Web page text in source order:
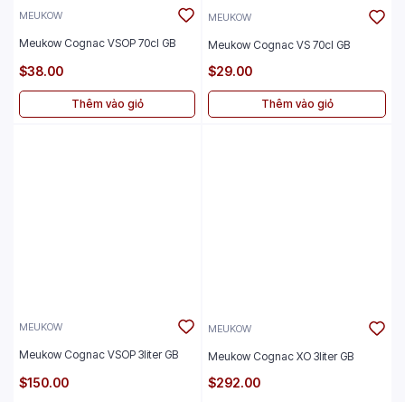
MEUKOW
Meukow Cognac VSOP 70cl GB
$38.00
Thêm vào giỏ
MEUKOW
Meukow Cognac VS 70cl GB
$29.00
Thêm vào giỏ
MEUKOW
Meukow Cognac VSOP 3liter GB
$150.00
MEUKOW
Meukow Cognac XO 3liter GB
$292.00